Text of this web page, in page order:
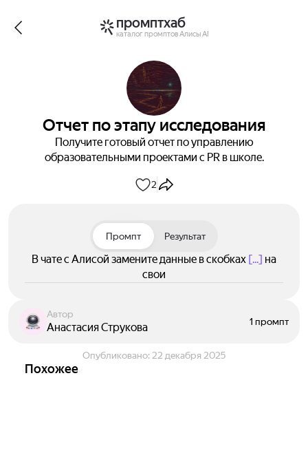
промптхаб
каталог промптов Алисы AI
Отчет по этапу исследования
Получите готовый отчет по управлению
образовательными проектами с PR в школе.
2
Промпт Результат
В чате с Алисой замените данные в скобках [...] на
свои
Автор
Анастасия Струкова 1 промпт
Опубликовано: 22 декабря 2025
Похожее